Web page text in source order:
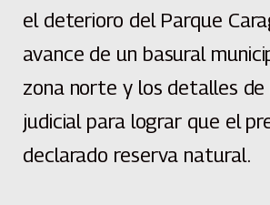
el deterioro del Parque
avance de un basural
zona norte y los detalles
judicial para lograr que el
declarado reserva natural.